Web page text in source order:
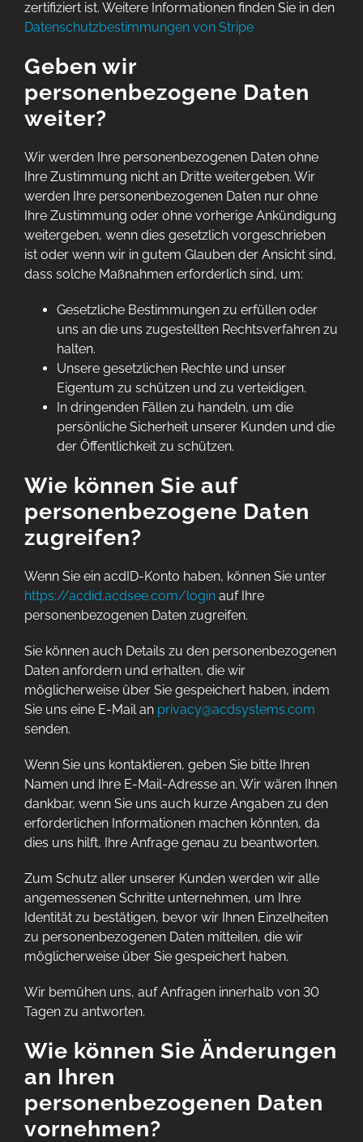
zertifiziert ist. Weitere Informationen finden Sie in den
Datenschutzbestimmungen von Stripe
Geben wir
personenbezogene Daten
weiter?
Wir werden Ihre personenbezogenen Daten ohne
Ihre Zustimmung nicht an Dritte weitergeben. Wir
werden Ihre personenbezogenen Daten nur ohne
Ihre Zustimmung oder ohne vorherige Ankündigung
weitergeben, wenn dies gesetzlich vorgeschrieben
ist oder wenn wir in gutem Glauben der Ansicht sind,
dass solche Maßnahmen erforderlich sind, um:
Gesetzliche Bestimmungen zu erfüllen oder
uns an die uns zugestellten Rechtsverfahren zu
halten.
Unsere gesetzlichen Rechte und unser
Eigentum zu schützen und zu verteidigen.
In dringenden Fällen zu handeln, um die
persönliche Sicherheit unserer Kunden und die
der Öffentlichkeit zu schützen.
Wie können Sie auf
personenbezogene Daten
zugreifen?
Wenn Sie ein acdID-Konto haben, können Sie unter
https://acdid.acdsee.com/login auf Ihre
personenbezogenen Daten zugreifen.
Sie können auch Details zu den personenbezogenen
Daten anfordern und erhalten, die wir
möglicherweise über Sie gespeichert haben, indem
Sie uns eine E-Mail an privacy@acdsystems.com
senden.
Wenn Sie uns kontaktieren, geben Sie bitte Ihren
Namen und Ihre E-Mail-Adresse an. Wir wären Ihnen
dankbar, wenn Sie uns auch kurze Angaben zu den
erforderlichen Informationen machen könnten, da
dies uns hilft, Ihre Anfrage genau zu beantworten.
Zum Schutz aller unserer Kunden werden wir alle
angemessenen Schritte unternehmen, um Ihre
Identität zu bestätigen, bevor wir Ihnen Einzelheiten
zu personenbezogenen Daten mitteilen, die wir
möglicherweise über Sie gespeichert haben.
Wir bemühen uns, auf Anfragen innerhalb von 30
Tagen zu antworten.
Wie können Sie Änderungen
an Ihren
personenbezogenen Daten
vornehmen?